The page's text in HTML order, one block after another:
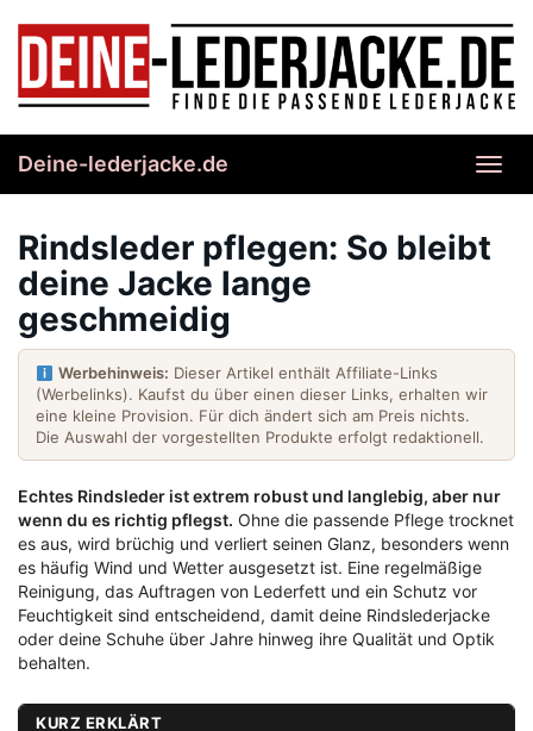
content
Deine-lederjacke.de
Rindsleder pflegen: So bleibt
deine Jacke lange
geschmeidig
Werbehinweis: Dieser Artikel enthält Affiliate-Links
(Werbelinks). Kaufst du über einen dieser Links, erhalten wir
eine kleine Provision. Für dich ändert sich am Preis nichts.
Die Auswahl der vorgestellten Produkte erfolgt redaktionell.
Echtes Rindsleder ist extrem robust und langlebig, aber nur
wenn du es richtig pflegst. Ohne die passende Pflege trocknet
es aus, wird brüchig und verliert seinen Glanz, besonders wenn
es häufig Wind und Wetter ausgesetzt ist. Eine regelmäßige
Reinigung, das Auftragen von Lederfett und ein Schutz vor
Feuchtigkeit sind entscheidend, damit deine Rindslederjacke
oder deine Schuhe über Jahre hinweg ihre Qualität und Optik
behalten.
KURZ ERKLÄRT